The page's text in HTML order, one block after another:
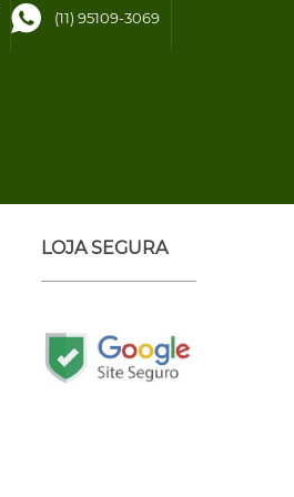
(11) 95109-3069
LOJA SEGURA